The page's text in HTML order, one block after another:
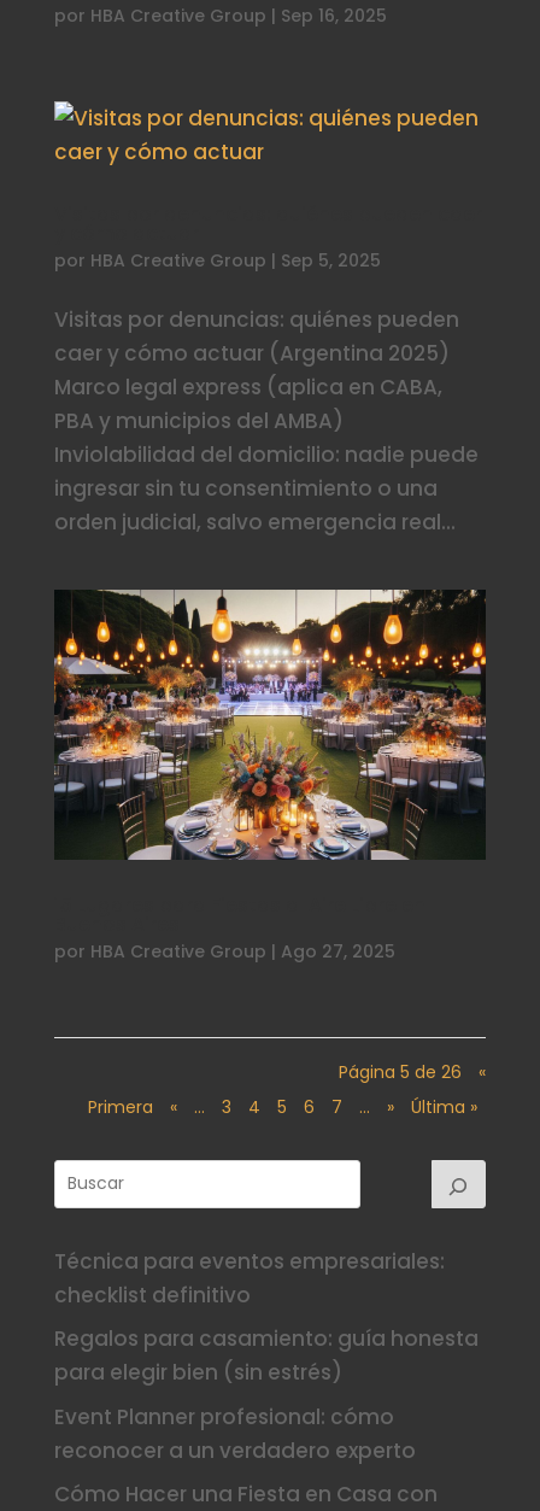
por HBA Creative Group | Sep 16, 2025
por HBA Creative Group | Sep 5, 2025
Visitas por denuncias: quiénes pueden
caer y cómo actuar (Argentina 2025)
Marco legal express (aplica en CABA,
PBA y municipios del AMBA)
Inviolabilidad del domicilio: nadie puede
ingresar sin tu consentimiento o una
orden judicial, salvo emergencia real...
por HBA Creative Group | Ago 27, 2025
Página 5 de 26
«
Primera
« ... 3 4 5 6 7 ... » Última »
Técnica para eventos empresariales:
checklist definitivo
Regalos para casamiento: guía honesta
para elegir bien (sin estrés)
Event Planner profesional: cómo
reconocer a un verdadero experto
Cómo Hacer una Fiesta en Casa con